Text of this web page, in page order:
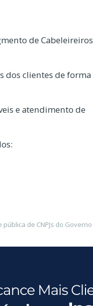
de Cabeleireiros
dos clientes de forma
e atendimento de
de CNPJs do Governo